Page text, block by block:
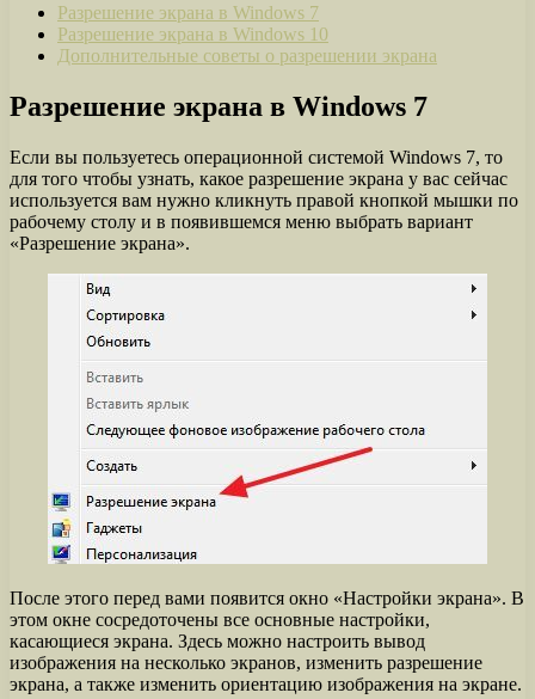
Разрешение экрана в Windows 7
Разрешение экрана в Windows 10
Дополнительные советы о разрешении экрана
Разрешение экрана в Windows 7
Если вы пользуетесь операционной системой Windows 7, то
для того чтобы узнать, какое разрешение экрана у вас сейчас
используется вам нужно кликнуть правой кнопкой мышки по
рабочему столу и в появившемся меню выбрать вариант
«Разрешение экрана».
После этого перед вами появится окно «Настройки экрана». В
этом окне сосредоточены все основные настройки,
касающиеся экрана. Здесь можно настроить вывод
изображения на несколько экранов, изменить разрешение
экрана, а также изменить ориентацию изображения на экране.